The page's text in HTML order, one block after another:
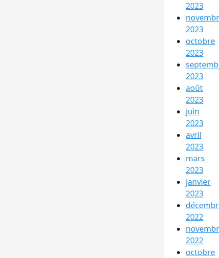
2023
2023
octobre
2023
2023
août
2023
juin
2023
avril
2023
mars
2023
janvier
2023
2022
2022
octobre